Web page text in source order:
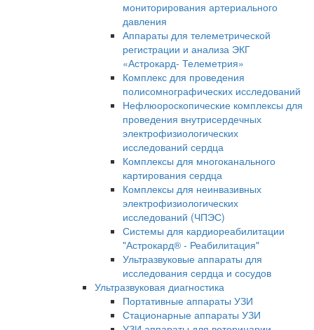
мониторирования артериального
давления
Аппараты для телеметрической
регистрации и анализа ЭКГ
«Астрокард- Телеметрия»
Комплекс для проведения
полисомнографических исследований
Нефлюороскопические комплексы для
проведения внутрисердечных
электрофизиологических
исследований сердца
Комплексы для многоканального
картирования сердца
Комплексы для неинвазивных
электрофизиологических
исследований (ЧПЭС)
Системы для кардиореабилитации
"Астрокард® - Реабилитация"
Ультразвуковые аппараты для
исследования сердца и сосудов
Ультразвуковая диагностика
Портативные аппараты УЗИ
Стационарные аппараты УЗИ